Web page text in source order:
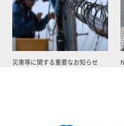
災害等に関する重要なお知らせ